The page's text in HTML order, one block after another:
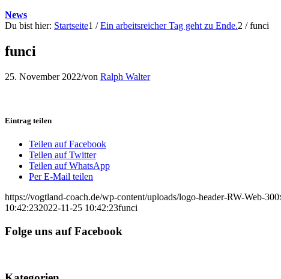
News
Du bist hier: Startseite1 / Ein arbeitsreicher Tag geht zu Ende.2 / funci
funci
25. November 2022/von Ralph Walter
Eintrag teilen
Teilen auf Facebook
Teilen auf Twitter
Teilen auf WhatsApp
Per E-Mail teilen
https://vogtland-coach.de/wp-content/uploads/logo-header-RW-Web-
10:42:232022-11-25 10:42:23funci
Folge uns auf Facebook